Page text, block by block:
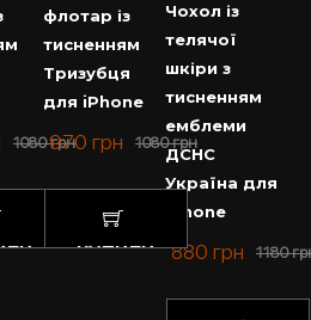
1080грн
флотар із
тисненням
Тризубця
для iPhone
1080грн
970 грн
КУПИТИ
Чохол із
телячої
шкіри з
тисненням
емблеми
ДСНС
Україна для
iPhone
1180
880 грн